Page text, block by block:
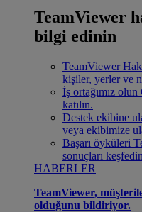
TeamViewer
bilgi edinin
TeamViewer
kişiler, yerler ve
İş ortağımız olun
katılın.
Destek ekibine
veya ekibimize
Başarı öyküleri
sonuçları
HABERLER
TeamViewer,
olduğunu bildiriyor.